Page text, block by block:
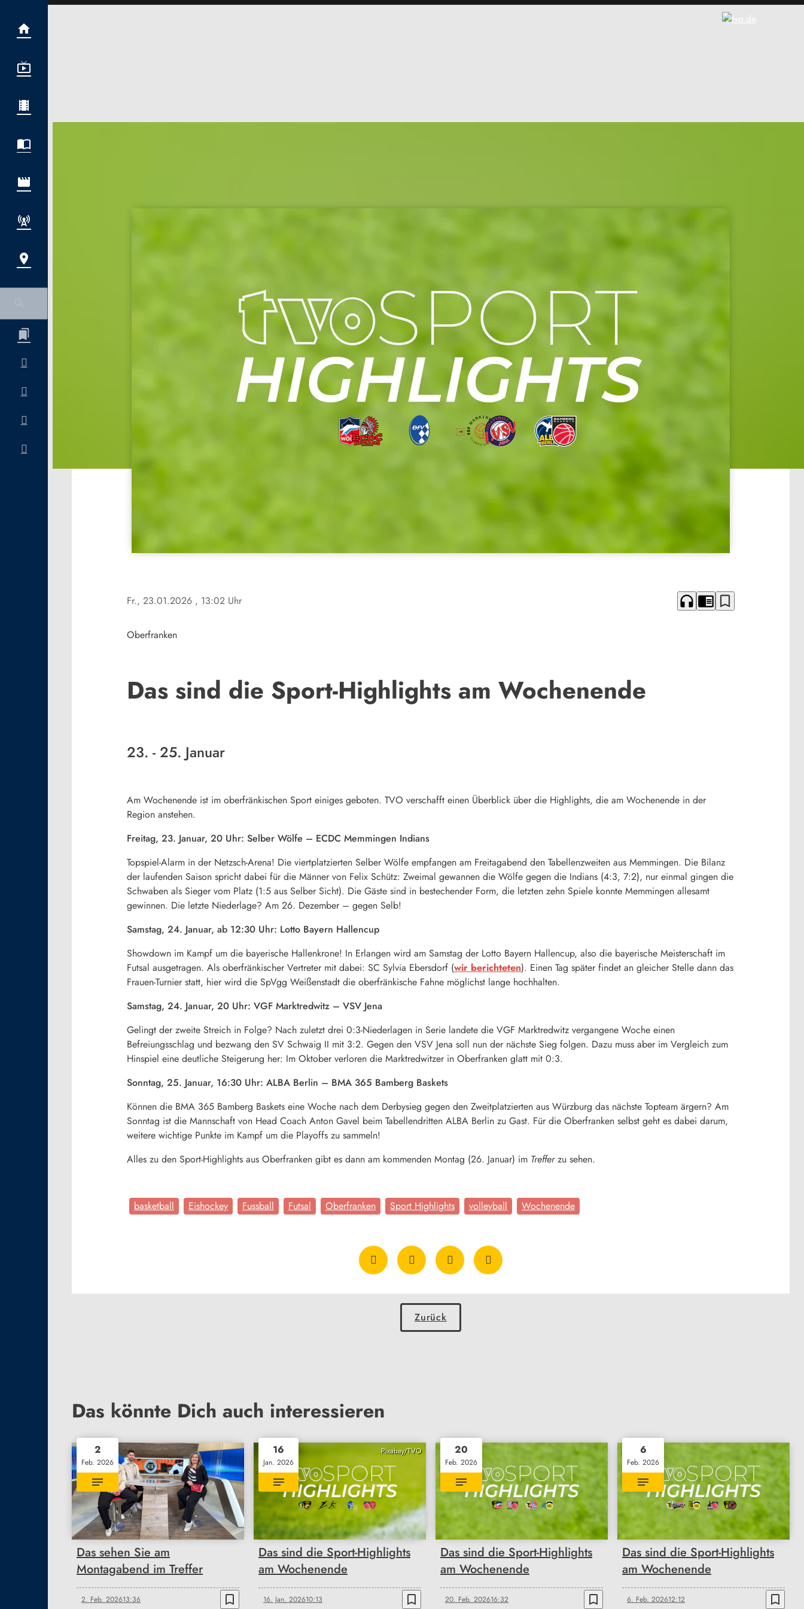
Fr., 23.01.2026 , 13:02 Uhr headphones chrome_reader_mode bookmark_border
Oberfranken
Das sind die Sport-Highlights am Wochenende
23. - 25. Januar
Am Wochenende ist im oberfränkischen Sport einiges geboten. TVO verschafft einen Überblick über die Highlights, die am Wochenende in der
Region anstehen.
Freitag, 23. Januar, 20 Uhr: Selber Wölfe – ECDC Memmingen Indians
Topspiel-Alarm in der Netzsch-Arena! Die viertplatzierten Selber Wölfe empfangen am Freitagabend den Tabellenzweiten aus Memmingen. Die Bilanz
der laufenden Saison spricht dabei für die Männer von Felix Schütz: Zweimal gewannen die Wölfe gegen die Indians (4:3, 7:2), nur einmal gingen die
Schwaben als Sieger vom Platz (1:5 aus Selber Sicht). Die Gäste sind in bestechender Form, die letzten zehn Spiele konnte Memmingen allesamt
gewinnen. Die letzte Niederlage? Am 26. Dezember – gegen Selb!
Samstag, 24. Januar, ab 12:30 Uhr: Lotto Bayern Hallencup
Showdown im Kampf um die bayerische Hallenkrone! In Erlangen wird am Samstag der Lotto Bayern Hallencup, also die bayerische Meisterschaft im
Futsal ausgetragen. Als oberfränkischer Vertreter mit dabei: SC Sylvia Ebersdorf (wir berichteten). Einen Tag später findet an gleicher Stelle dann das
Frauen-Turnier statt, hier wird die SpVgg Weißenstadt die oberfränkische Fahne möglichst lange hochhalten.
Samstag, 24. Januar, 20 Uhr: VGF Marktredwitz – VSV Jena
Gelingt der zweite Streich in Folge? Nach zuletzt drei 0:3-Niederlagen in Serie landete die VGF Marktredwitz vergangene Woche einen
Befreiungsschlag und bezwang den SV Schwaig II mit 3:2. Gegen den VSV Jena soll nun der nächste Sieg folgen. Dazu muss aber im Vergleich zum
Hinspiel eine deutliche Steigerung her: Im Oktober verloren die Marktredwitzer in Oberfranken glatt mit 0:3.
Sonntag, 25. Januar, 16:30 Uhr: ALBA Berlin – BMA 365 Bamberg Baskets
Können die BMA 365 Bamberg Baskets eine Woche nach dem Derbysieg gegen den Zweitplatzierten aus Würzburg das nächste Topteam ärgern? Am
Sonntag ist die Mannschaft von Head Coach Anton Gavel beim Tabellendritten ALBA Berlin zu Gast. Für die Oberfranken selbst geht es dabei darum,
weitere wichtige Punkte im Kampf um die Playoffs zu sammeln!
Alles zu den Sport-Highlights aus Oberfranken gibt es dann am kommenden Montag (26. Januar) im Trefferzu sehen.
basketball Eishockey Fussball Futsal Oberfranken Sport Highlights volleyball Wochenende
Zurück
Das könnte Dich auch interessieren
2
Feb. 2026
Das sehen Sie am
Montagabend im Treffer
2. Feb. 202613:36 bookmark_border
Pixabay/TVO
16
Jan. 2026
Das sind die Sport-Highlights
am Wochenende
16. Jan. 202610:13 bookmark_border
20
Feb. 2026
Das sind die Sport-Highlights
am Wochenende
20. Feb. 202616:32 bookmark_border
6
Feb. 2026
Das sind die Sport-Highlights
am Wochenende
6. Feb. 202612:12 bookmark_border